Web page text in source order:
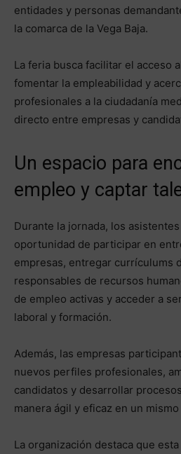
entidades y personas
la comarca de la Vega Baja.
La feria busca facilitar el acceso
fomentar la empleabilidad y
profesionales a la ciudadanía
directo entre empresas y
Un espacio para
empleo y captar
Durante la jornada, los
oportunidad de participar en
empresas, entregar currículums
responsables de recursos
de empleo activas y acceder a
laboral y formación.
Además, las empresas
nuevos perfiles profesionales,
candidatos y desarrollar
manera ágil y eficaz en un
La organización destaca que